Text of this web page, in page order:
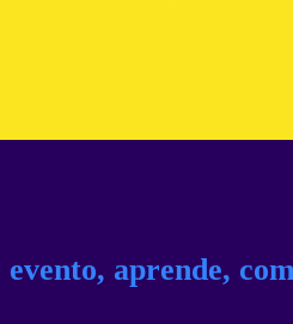
evento, aprende,